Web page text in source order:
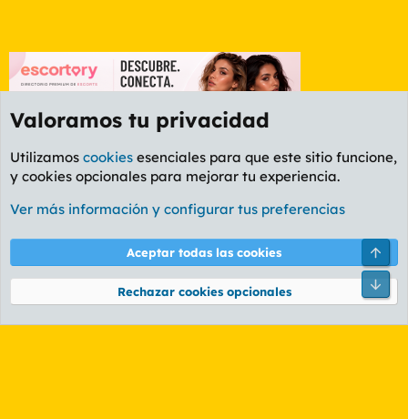
Foro Rapiñas
Cookies
PL OLDSTYLE AMARILLO
Términos y reglas Política de privacidad Ayuda
Community platform by XenForo® © 2010-2026 XenForo Ltd.
Valoramos tu privacidad
Utilizamos cookies esenciales para que este sitio funcione,
y cookies opcionales para mejorar tu experiencia.
Ver más información y configurar tus preferencias
Aceptar todas las cookies
Rechazar cookies opcionales
Pie